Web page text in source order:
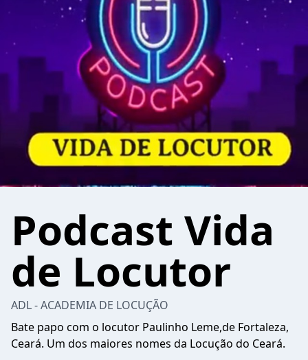
Podcast Vida
de Locutor
ADL - ACADEMIA DE LOCUÇÃO
Bate papo com o locutor Paulinho Leme,de Fortaleza,
Ceará. Um dos maiores nomes da Locução do Ceará.